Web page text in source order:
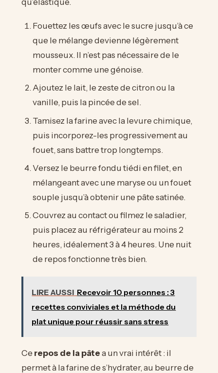
Fouettez les œufs avec le sucre jusqu’à ce
que le mélange devienne légèrement
mousseux. Il n’est pas nécessaire de le
monter comme une génoise.
Ajoutez le lait, le zeste de citron ou la
vanille, puis la pincée de sel.
Tamisez la farine avec la levure chimique,
puis incorporez-les progressivement au
fouet, sans battre trop longtemps.
Versez le beurre fondu tiédi en filet, en
mélangeant avec une maryse ou un fouet
souple jusqu’à obtenir une pâte satinée.
Couvrez au contact ou filmez le saladier,
puis placez au réfrigérateur au moins 2
heures, idéalement 3 à 4 heures. Une nuit
de repos fonctionne très bien.
LIRE AUSSI Recevoir 10 personnes : 3
recettes conviviales et la méthode du
plat unique pour réussir sans stress
Ce repos de la pâtea un vrai intérêt : il
permet à la farine de s’hydrater, au beurre de